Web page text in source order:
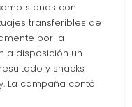
stands con
transferibles de
por la
a disposición un
y snacks
La campaña contó